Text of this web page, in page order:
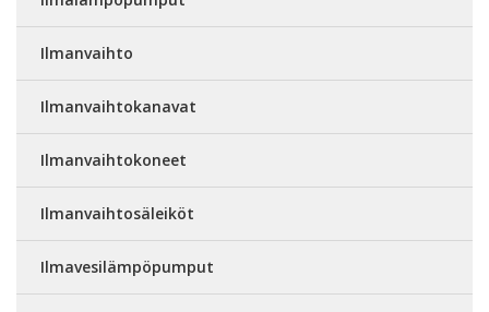
Ilmanvaihto
Ilmanvaihtokanavat
Ilmanvaihtokoneet
Ilmanvaihtosäleiköt
Ilmavesilämpöpumput